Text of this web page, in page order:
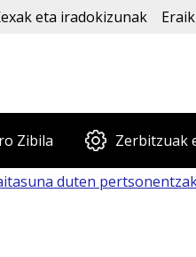
eta iradokizunak
Zibila Zerbitzuak
duten pertsonentzako